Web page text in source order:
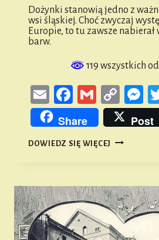
Dożynki stanowią jedno z
wsi śląskiej. Choć zwyczaj
Europie, to tu zawsze
barw.
119 wszystkich
EmailFacebook
GmailCopy
Link
Share Post
DOWIEDZ SIĘ WIĘCEJ CZAR
ŚLĄSKIEJ
WSI